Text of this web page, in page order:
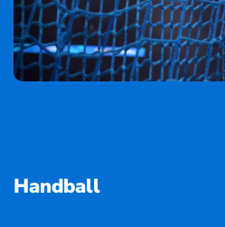
Handball